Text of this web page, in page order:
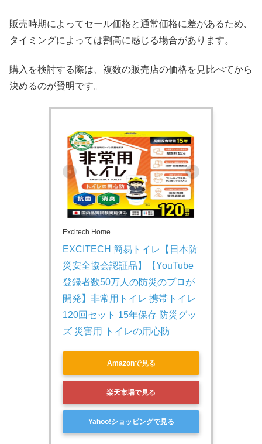
販売時期によってセール価格と通常価格に差があるため、
タイミングによっては割高に感じる場合があります。
購入を検討する際は、複数の販売店の価格を見比べてから
決めるのが賢明です。
Excitech Home
EXCITECH 簡易トイレ【日本防
災安全協会認証品】【YouTube
登録者数50万人の防災のプロが
開発】非常用トイレ 携帯トイレ
120回セット 15年保存 防災グッ
ズ 災害用 トイレの用心防
Amazonで見る
楽天市場で見る
Yahoo!ショッピングで見る